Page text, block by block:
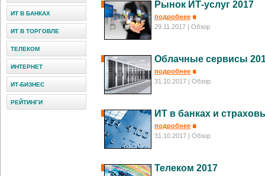
Рынок ИТ-услуг 2017
подробнее
29.11.2017
| Обзор
Облачные сервисы
подробнее
31.10.2017
| Обзор
ИТ в банках и
подробнее
31.10.2017
| Обзор
Телеком 2017
ИТ В БАНКАХ
ИТ В ТОРГОВЛЕ
ТЕЛЕКОМ
ИНТЕРНЕТ
ИТ-БИЗНЕС
РЕЙТИНГИ